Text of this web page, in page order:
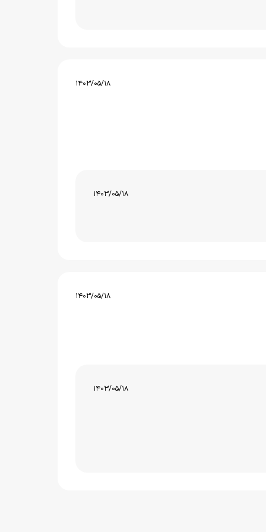
1403/05/18
1403/05/18
1403/05/18
1403/05/18